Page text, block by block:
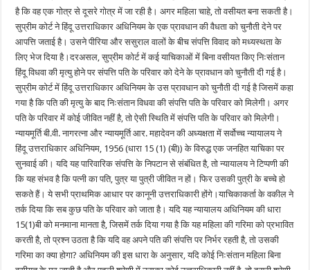
है कि वह एक गोत्र से दूसरे गोत्र में जा रही है। अगर महिला चाहे, तो वसीयत बना सकती है।
सुप्रीम कोर्ट ने हिंदू उत्तराधिकार अधिनियम के एक प्रावधान की वैधता को चुनौती देने पर
आपत्ति जताई है। उसने पीरिया और ससुराल वालों के बीच संपत्ति विवाद को मध्यस्थता के
लिए भेज दिया है।दरअसल, सुप्रीम कोर्ट में कई याचिकाओं में बिना वसीयत किए निःसंतान
हिंदू विधवा की मृत्यु होने पर संपत्ति पति के परिवार को देने के प्रावधान को चुनौती दी गई है।
सुप्रीम कोर्ट में हिंदू उत्तराधिकार अधिनियम के उस प्रावधान को चुनौती दी गई है जिसमें कहा
गया है कि पति की मृत्यु के बाद निःसंतान विधवा की संपत्ति पति के परिवार को मिलेगी। अगर
पति के परिवार में कोई जीवित नहीं है, तो ऐसी स्थिति में संपत्ति पति के परिवार को मिलेगी।
न्यायमूर्ति बी.वी. नागरत्ना और न्यायमूर्ति आर. महादेवन की अध्यक्षता में सर्वोच्च न्यायालय ने
हिंदू उत्तराधिकार अधिनियम, 1956 (धारा 15 (1) (बी)) के विरुद्ध एक जनहित याचिका पर
सुनवाई की। यदि यह पारिवारिक संपत्ति के निपटान से संबंधित है, तो न्यायालय ने टिप्पणी की
कि यह संभव है कि पत्नी का पति, पुत्र या पुत्री जीवित न हों। फिर उसकी पुत्री के बच्चे हो
सकते हैं। ये सभी प्राथमिक आधार पर कानूनी उत्तराधिकारी होंगे।याचिकाकर्ता के वकील ने
तर्क दिया कि सब कुछ पति के परिवार को जाता है। यदि यह न्यायालय अधिनियम की धारा
15(1)बी को मनमाना मानता है, जिसमें तर्क दिया गया है कि यह महिला की गरिमा को प्रभावित
करती है, तो प्रश्न उठता है कि यदि वह अपने पति की संपत्ति पर निर्भर रहती है, तो उसकी
गरिमा का क्या होगा? अधिनियम की इस धारा के अनुसार, यदि कोई निःसंतान महिला बिना